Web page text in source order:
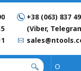
+38 (063) 837
(Viber,
О